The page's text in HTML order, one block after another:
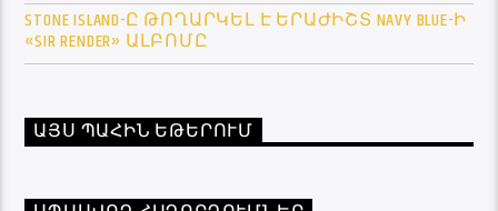
STONE ISLAND-Ը ԹՈՂԱՐԿԵԼ Է ԵՐԱԺԻՇՏ NAVY BLUE-Ի
«SIR RENDER» ԱԼԲՈՄԸ
ԱՅՍ ՊԱՀԻՆ ԵԹԵՐՈՒՄ